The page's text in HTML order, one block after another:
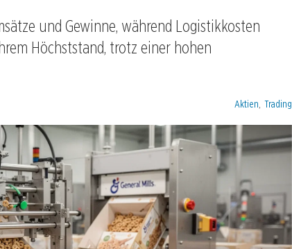
und Gewinne, während Logistikkosten
Höchststand, trotz einer hohen
Kategorien:
Aktien Trading